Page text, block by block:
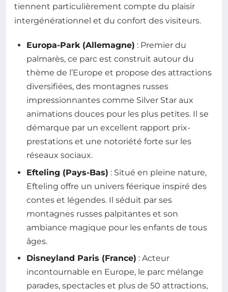
tiennent particulièrement compte du plaisir
intergénérationnel et du confort des visiteurs.
Europa-Park (Allemagne) : Premier du
palmarès, ce parc est construit autour du
thème de l’Europe et propose des attractions
diversifiées, des montagnes russes
impressionnantes comme Silver Star aux
animations douces pour les plus petites. Il se
démarque par un excellent rapport prix-
prestations et une notoriété forte sur les
réseaux sociaux.
Efteling (Pays-Bas) : Situé en pleine nature,
Efteling offre un univers féerique inspiré des
contes et légendes. Il séduit par ses
montagnes russes palpitantes et son
ambiance magique pour les enfants de tous
âges.
Disneyland Paris (France) : Acteur
incontournable en Europe, le parc mélange
parades, spectacles et plus de 50 attractions,